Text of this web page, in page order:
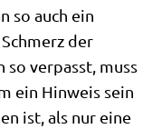
so auch ein
der
so ver­passt, muss
ein Hin­weis sein
ist, als nur eine